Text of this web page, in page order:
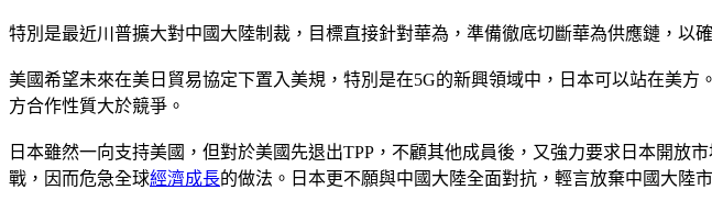
特別是最近川普擴大對中國大陸制裁，目標直接針對華為，準備徹底切斷華為供應鏈，
美國希望未來在美日貿易協定下置入美規，特別是在5G的新興領域中，日本可以站在美
方合作性質大於競爭。
日本雖然一向支持美國，但對於美國先退出TPP，不顧其他成員後，又強力要求日本開
戰，因而危急全球經濟成長的做法。日本更不願與中國大陸全面對抗，輕言放棄中國大陸市